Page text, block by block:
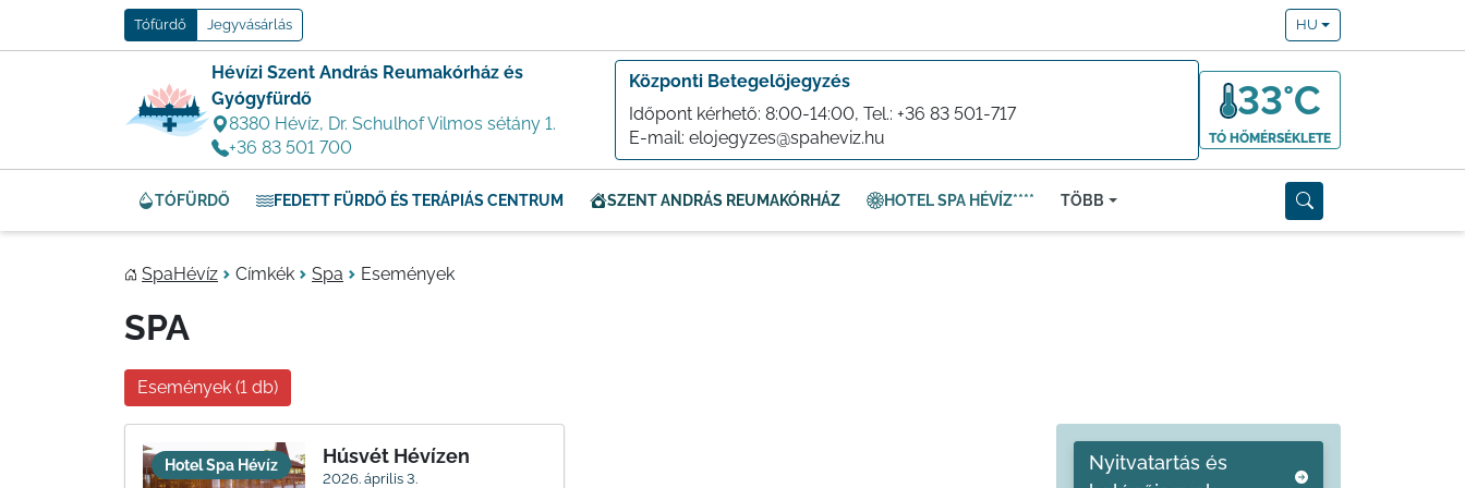
Tófürdő Jegyvásárlás HU
Hévízi Szent András Reumakórház és
Gyógyfürdő
8380 Hévíz, Dr. Schulhof Vilmos sétány 1.
+36 83 501 700
Központi Betegelőjegyzés
Időpont kérhető: 8:00-14:00, Tel.:+36 83 501-717
E-mail:elojegyzes@spaheviz.hu
33°C
TÓ HŐMÉRSÉKLETE
TÓFÜRDŐ FEDETT FÜRDŐ ÉS TERÁPIÁS CENTRUM SZENT ANDRÁS REUMAKÓRHÁZ HOTEL SPA HÉVÍZ**** TÖBB
SpaHévíz Címkék Spa Események
SPA
Események (1 db)
Hotel Spa Hévíz Húsvét Hévízen
2026. április 3.
Nyitvatartás és